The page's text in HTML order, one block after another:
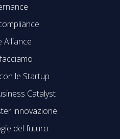
Alliance
le Startup
Catalyst
innovazione
del futuro